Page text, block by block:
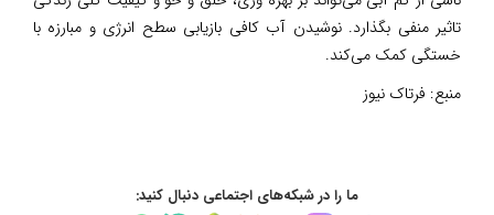
تاثیر منفی بگذارد. نوشیدن آب کافی بازیابی سطح انرژی و مبارزه با
خستگی کمک می‌کند.
منبع: فرتاک نیوز
ما را در شبکه‌های اجتماعی دنبال کنید: